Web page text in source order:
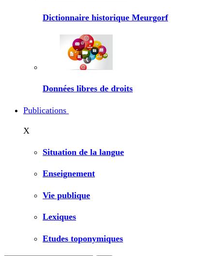
Dictionnaire historique Meurgorf
Données libres de droits
Publications
X
Situation de la langue
Enseignement
Vie publique
Lexiques
Etudes toponymiques